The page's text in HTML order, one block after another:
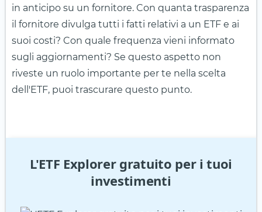
in anticipo su un fornitore. Con quanta trasparenza
il fornitore divulga tutti i fatti relativi a un ETF e ai
suoi costi? Con quale frequenza vieni informato
sugli aggiornamenti? Se questo aspetto non
riveste un ruolo importante per te nella scelta
dell'ETF, puoi trascurare questo punto.
L'ETF Explorer gratuito per i tuoi
investimenti